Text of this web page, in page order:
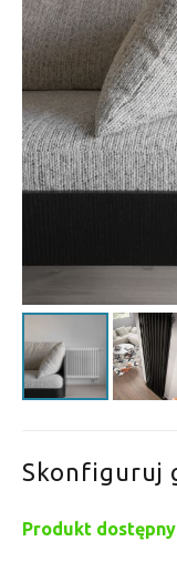
Skonfiguruj
Produkt